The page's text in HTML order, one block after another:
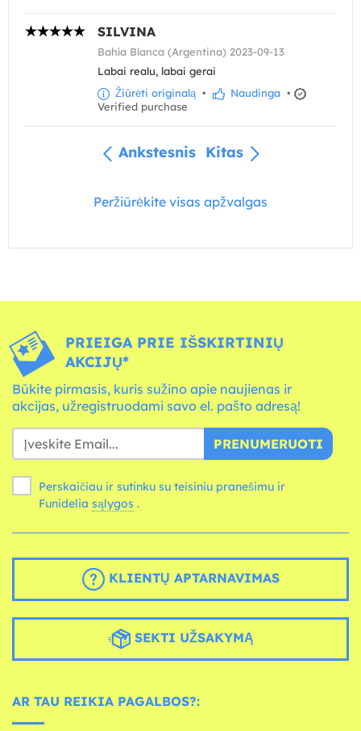
SILVINA
Bahía Blanca (Argentina) 2023-09-13
Labai realu, labai gerai
Žiūrėti originalą • Naudinga •
Verified purchase
Ankstesnis Kitas
Peržiūrėkite visas apžvalgas
PRIEIGA PRIE IŠSKIRTINIŲ
AKCIJŲ*
Būkite pirmasis, kuris sužino apie naujienas ir
akcijas, užregistruodami savo el. pašto adresą!
PRENUMERUOTI
Perskaičiau ir sutinku su teisiniu pranešimu ir
Funidelia sąlygos .
KLIENTŲ APTARNAVIMAS
SEKTI UŽSAKYMĄ
AR TAU REIKIA PAGALBOS?: